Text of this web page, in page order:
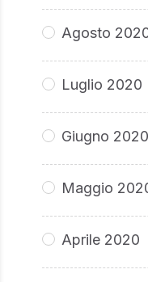
Agosto
Luglio 2020
Giugno 2020
Maggio
Aprile 2020